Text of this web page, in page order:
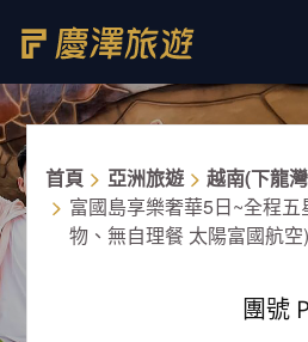
首頁 亞洲旅遊
越南(下龍
富國島享樂奢華5日~全程
物、無自理餐 太陽富國航空)
團號